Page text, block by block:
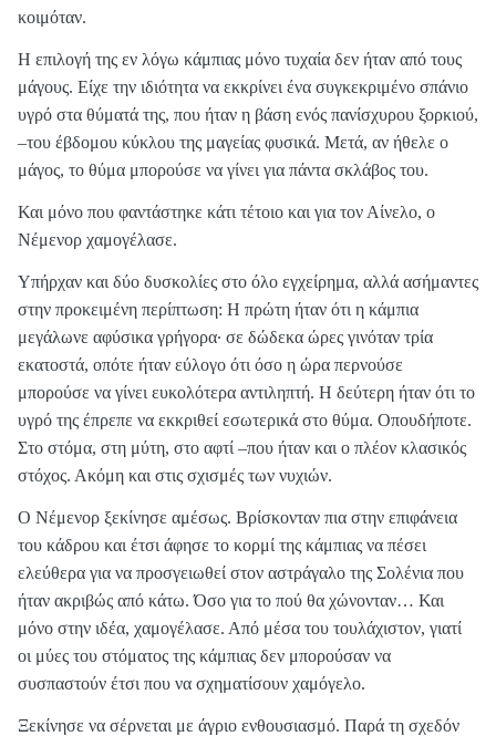
κοιμόταν.
Η επιλογή της εν λόγω κάμπιας μόνο τυχαία δεν ήταν από τους
μάγους. Είχε την ιδιότητα να εκκρίνει ένα συγκεκριμένο σπάνιο
υγρό στα θύματά της, που ήταν η βάση ενός πανίσχυρου ξορκιού,
–του έβδομου κύκλου της μαγείας φυσικά. Μετά, αν ήθελε ο
μάγος, το θύμα μπορούσε να γίνει για πάντα σκλάβος του.
Και μόνο που φαντάστηκε κάτι τέτοιο και για τον Αίνελο, ο
Νέμενορ χαμογέλασε.
Υπήρχαν και δύο δυσκολίες στο όλο εγχείρημα, αλλά ασήμαντες
στην προκειμένη περίπτωση: Η πρώτη ήταν ότι η κάμπια
μεγάλωνε αφύσικα γρήγορα· σε δώδεκα ώρες γινόταν τρία
εκατοστά, οπότε ήταν εύλογο ότι όσο η ώρα περνούσε
μπορούσε να γίνει ευκολότερα αντιληπτή. Η δεύτερη ήταν ότι το
υγρό της έπρεπε να εκκριθεί εσωτερικά στο θύμα. Οπουδήποτε.
Στο στόμα, στη μύτη, στο αφτί –που ήταν και ο πλέον κλασικός
στόχος. Ακόμη και στις σχισμές των νυχιών.
Ο Νέμενορ ξεκίνησε αμέσως. Βρίσκονταν πια στην επιφάνεια
του κάδρου και έτσι άφησε το κορμί της κάμπιας να πέσει
ελεύθερα για να προσγειωθεί στον αστράγαλο της Σολένια που
ήταν ακριβώς από κάτω. Όσο για το πού θα χώνονταν… Και
μόνο στην ιδέα, χαμογέλασε. Από μέσα του τουλάχιστον, γιατί
οι μύες του στόματος της κάμπιας δεν μπορούσαν να
συσπαστούν έτσι που να σχηματίσουν χαμόγελο.
Ξεκίνησε να σέρνεται με άγριο ενθουσιασμό. Παρά τη σχεδόν